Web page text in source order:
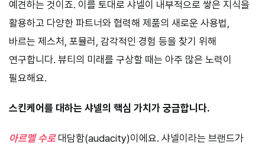
예견하는 것이죠. 이를 토대로 샤넬이 내부적으로 쌓은 지식을
활용하고 다양한 파트너와 협력해 제품의 새로운 사용법,
바르는 제스처, 포뮬러, 감각적인 경험 등을 찾기 위해
연구합니다. 뷰티의 미래를 구상할 때는 아주 많은 노력이
필요해요.
스킨케어를 대하는 샤넬의 핵심 가치가 궁금합니다.
아르멜 수로대담함(audacity)이에요. 샤넬이라는 브랜드가